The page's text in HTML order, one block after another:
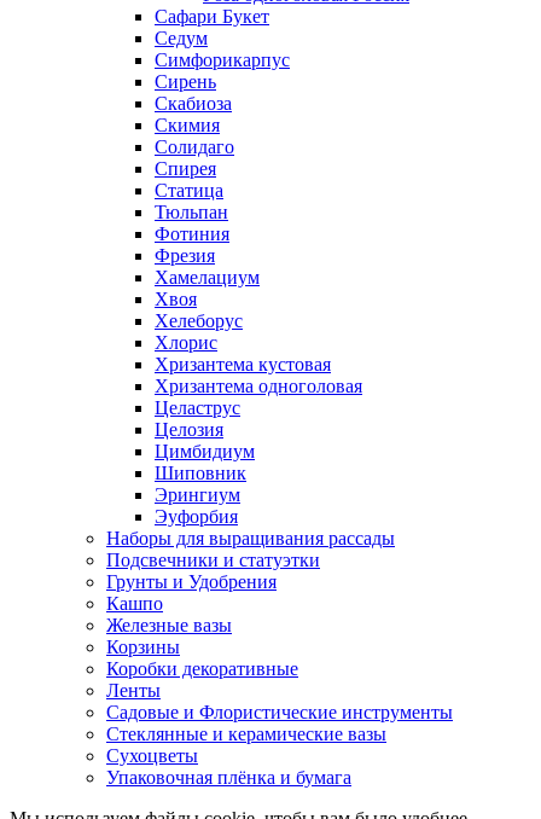
Сафари Букет
Седум
Симфорикарпус
Сирень
Скабиоза
Скимия
Солидаго
Спирея
Статица
Тюльпан
Фотиния
Фрезия
Хамелациум
Хвоя
Хелеборус
Хлорис
Хризантема кустовая
Хризантема одноголовая
Целаструс
Целозия
Цимбидиум
Шиповник
Эрингиум
Эуфорбия
Наборы для выращивания рассады
Подсвечники и статуэтки
Грунты и Удобрения
Кашпо
Железные вазы
Корзины
Коробки декоративные
Ленты
Садовые и Флористические инструменты
Стеклянные и керамические вазы
Сухоцветы
Упаковочная плёнка и бумага